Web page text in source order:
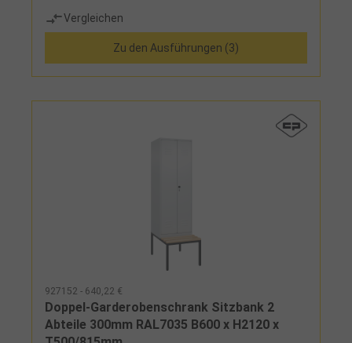
Sicherheits-Drehriegel inklusive Türschutz zur
Verwendung eines Vorhangschlosses, mit
Zylinderschloss gegen Mehrpreis- zusätzliche
Lüftungsöffnungen in Boden und Dach- wahlweise
bodenstehend, mit Kunsstofffüßen oder Sockel
Niveauausgleichsschrauben- pro Abteil 1 Schloss-
Ausstattung innen: festverschweißter Hutboden
Vergleichen
Zu den Ausführungen (3)
927152 - 640,22 €
Doppel-Garderobenschrank Sitzbank 2
Abteile 300mm RAL7035 B600 x H2120 x